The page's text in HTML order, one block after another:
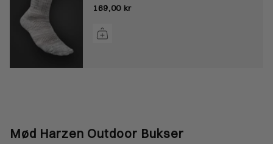
169,00 kr
Mød Harzen Outdoor Bukser